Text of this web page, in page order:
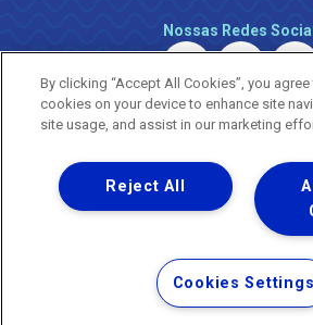
Nossas Redes
Uma empresa
Copyright ® 2026 - Todos
Nossa natureza movimenta
Termos Gerais de Uso de Sites
Política de Privacidade e
By clicking “Accept All Cookies”, you
cookies on your device to enhance site
site usage, and assist in our marketing
Reject All
Cookies Settings